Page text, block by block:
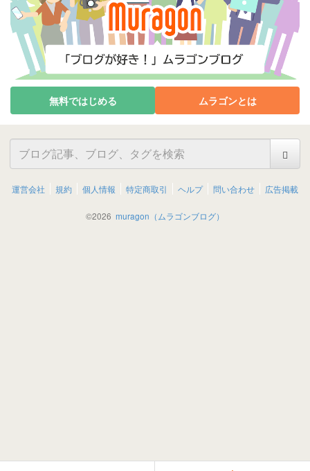
無料ではじめる ムラゴンとは
運営会社 規約 個人情報 特定商取引 ヘルプ 問い合わせ 広告掲載
©2026 muragon（ムラゴンブログ）